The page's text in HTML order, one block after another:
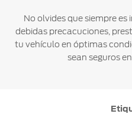
No olvides que siempre
debidas precacuciones,
tu vehículo en óptimas
sean seguros